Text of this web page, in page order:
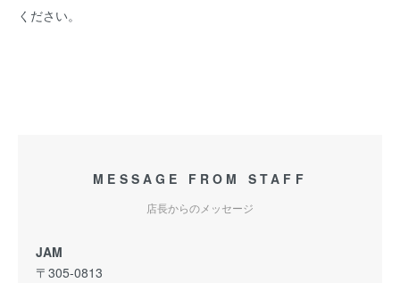
ください。
MESSAGE FROM STAFF
店長からのメッセージ
JAM
〒305-0813